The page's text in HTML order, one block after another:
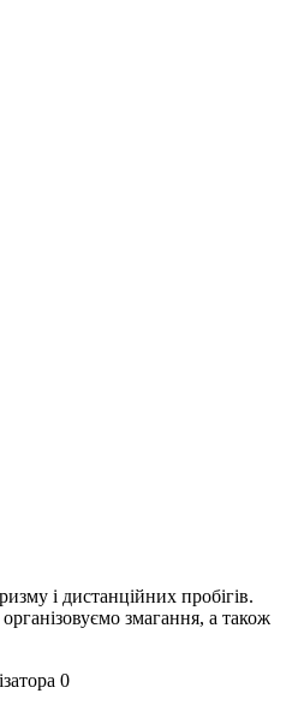
і дистанційних пробігів.
змагання, а також
0